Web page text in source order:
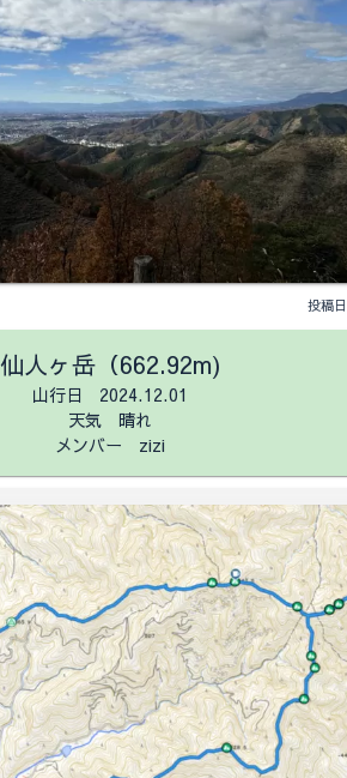
仙人ヶ岳（662.92m)
山行日 2024.12.01
天気 晴れ
メンバー zizi